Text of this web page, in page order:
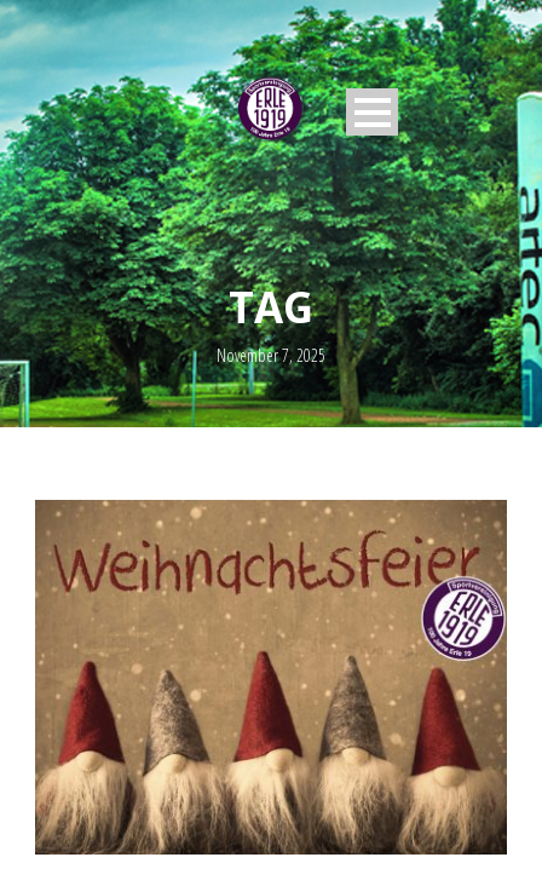
TAG
November 7, 2025